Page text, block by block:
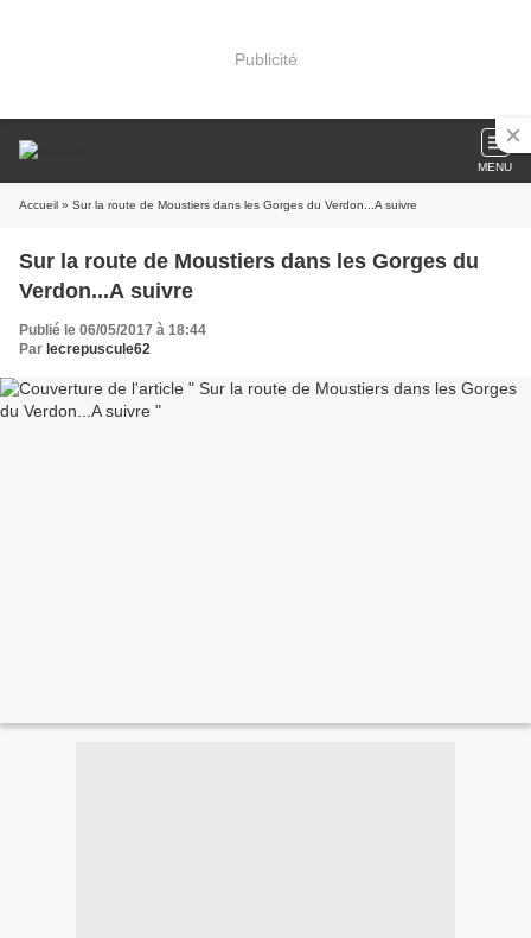
Publicité
MENU
Accueil » Sur la route de Moustiers dans les Gorges du Verdon...A suivre
Sur la route de Moustiers dans les Gorges du
Verdon...A suivre
Publié le 06/05/2017 à 18:44
Par lecrepuscule62